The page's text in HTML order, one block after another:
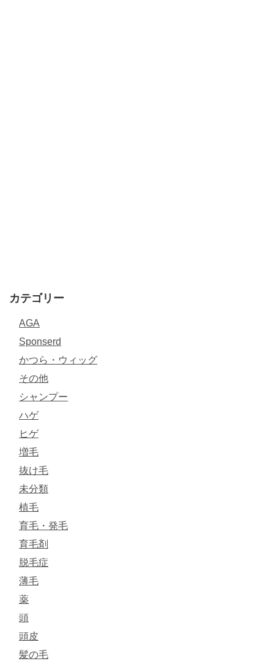
カテゴリー
AGA
Sponserd
かつら・ウィッグ
その他
シャンプー
ハゲ
ヒゲ
増毛
抜け毛
未分類
植毛
育毛・発毛
育毛剤
脱毛症
薄毛
薬
頭
頭皮
髪の毛